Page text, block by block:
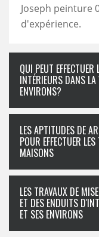
Joseph peinture
d'expérience.
QUI PEUT
INTÉRIEURS DANS LA
ENVIRONS?
LES APTITUDES DE
POUR EFFECTUER
MAISONS
LES TRAVAUX DE
ET DES ENDUITS
ET SES ENVIRONS